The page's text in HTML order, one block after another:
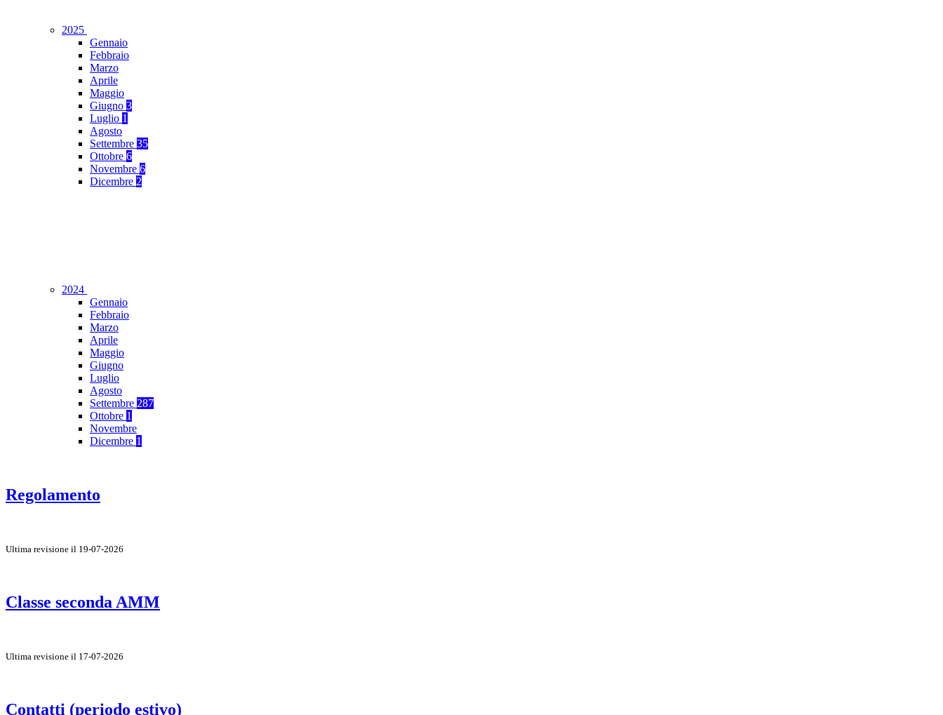
2025
Gennaio
Febbraio
Marzo
Aprile
Maggio
Giugno 3
Luglio 1
Agosto
Settembre 35
Ottobre 6
Novembre 6
Dicembre 2
2024
Gennaio
Febbraio
Marzo
Aprile
Maggio
Giugno
Luglio
Agosto
Settembre 287
Ottobre 1
Novembre
Dicembre 1
Regolamento
Ultima revisione il 19-07-2026
Classe seconda AMM
Ultima revisione il 17-07-2026
Contatti (periodo estivo)